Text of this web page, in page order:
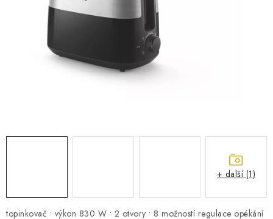
SPOTŘEBIČE
topinkovač • výkon 830 W • 2 otvory • 8 možností regulace opékání
+ další (1)